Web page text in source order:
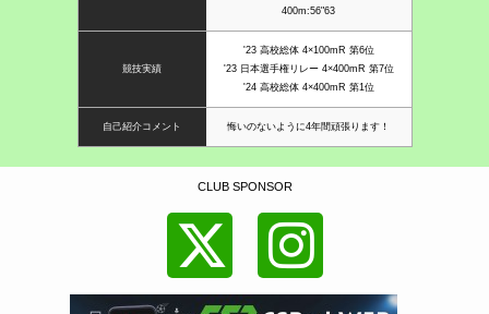
400m:56"63
競技実績
'23 高校総体 4×100mR 第6位
'23 日本選手権リレー 4×400mR 第7位
'24 高校総体 4×400mR 第1位
自己紹介コメント 悔いのないように4年間頑張ります！
CLUB SPONSOR